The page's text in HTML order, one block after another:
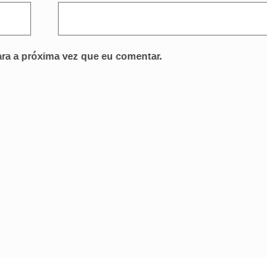
a próxima vez que eu comentar.